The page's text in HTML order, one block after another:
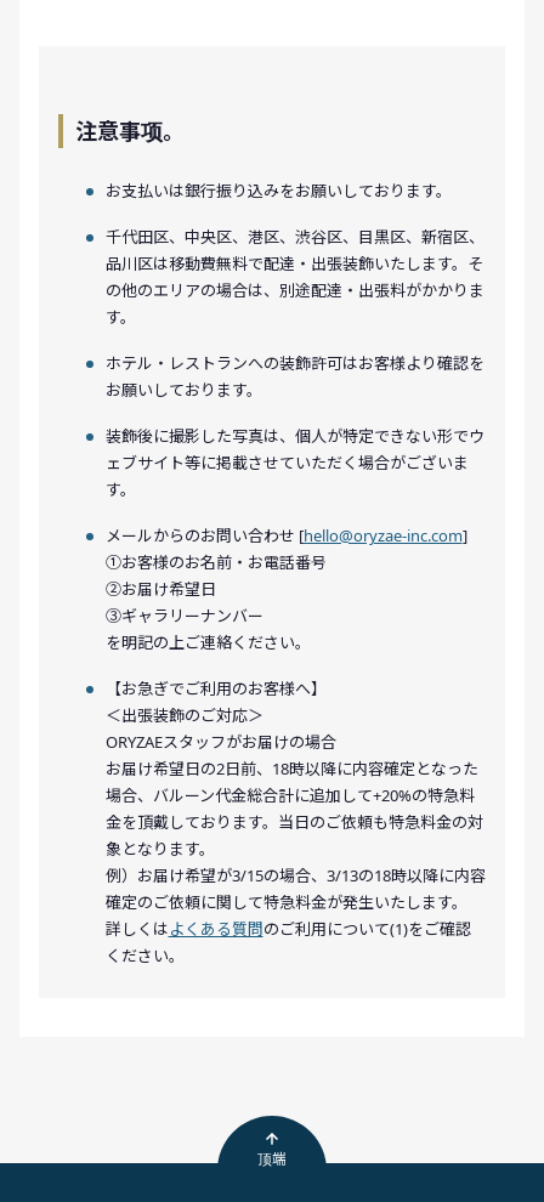
注意事项。
お支払いは銀行振り込みをお願いしております。
千代田区、中央区、港区、渋谷区、目黒区、新宿区、
品川区は移動費無料で配達・出張装飾いたします。そ
の他のエリアの場合は、別途配達・出張料がかかりま
す。
ホテル・レストランへの装飾許可はお客様より確認を
お願いしております。
装飾後に撮影した写真は、個人が特定できない形でウ
ェブサイト等に掲載させていただく場合がございま
す。
メールからのお問い合わせ [hello@oryzae-inc.com]
①お客様のお名前・お電話番号
②お届け希望日
③ギャラリーナンバー
を明記の上ご連絡ください。
【お急ぎでご利用のお客様へ】
＜出張装飾のご対応＞
ORYZAEスタッフがお届けの場合
お届け希望日の2日前、18時以降に内容確定となった
場合、バルーン代金総合計に追加して+20%の特急料
金を頂戴しております。当日のご依頼も特急料金の対
象となります。
例）お届け希望が3/15の場合、3/13の18時以降に内容
確定のご依頼に関して特急料金が発生いたします。
詳しくはよくある質問のご利用について(1)をご確認
ください。
顶端